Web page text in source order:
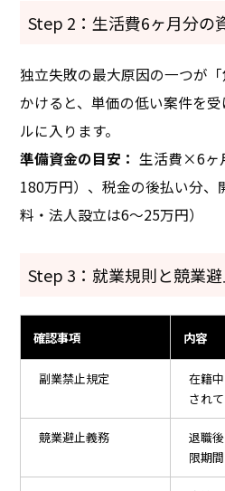
Step 2：生活費6ヶ月分の
独立失敗の最大原因の一つが
かけると、単価の低い案件を
ルに入ります。
準備資金の目安： 生活費×6ヶ
180万円）、税金の後払い分
料・法人設立は6〜25万円）
Step 3：就業規則と競業
確認事項 内容
副業禁止規定
在籍
され
競業避止義務
退職
限期